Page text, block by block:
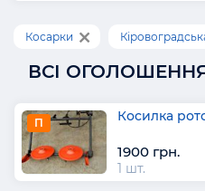
Косарки
ВСІ
П Косилка
1900 грн.
1 шт.